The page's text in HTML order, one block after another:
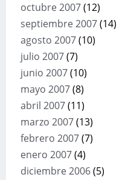
octubre 2007(12)
septiembre 2007(14)
agosto 2007(10)
julio 2007(7)
junio 2007(10)
mayo 2007(8)
abril 2007(11)
marzo 2007(13)
febrero 2007(7)
enero 2007(4)
diciembre 2006(5)